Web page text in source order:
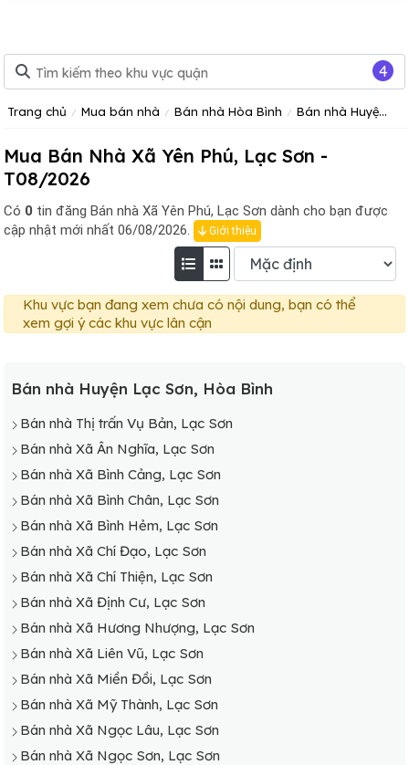
Trang chủ Mua bán nhà Bán nhà Hòa Bình Bán nhà Huyện Lạc Sơn, Hòa Bình
Mua Bán Nhà Xã Yên Phú, Lạc Sơn -
T08/2026
Có 0 tin đăng Bán nhà Xã Yên Phú, Lạc Sơn dành cho bạn được
cập nhật mới nhất 06/08/2026.
Giới thiệu
Khu vực bạn đang xem chưa có nội dung, bạn có thể
xem gợi ý các khu vực lân cận
Bán nhà Huyện Lạc Sơn, Hòa Bình
Bán nhà Thị trấn Vụ Bản, Lạc Sơn
Bán nhà Xã Ân Nghĩa, Lạc Sơn
Bán nhà Xã Bình Cảng, Lạc Sơn
Bán nhà Xã Bình Chân, Lạc Sơn
Bán nhà Xã Bình Hẻm, Lạc Sơn
Bán nhà Xã Chí Đạo, Lạc Sơn
Bán nhà Xã Chí Thiện, Lạc Sơn
Bán nhà Xã Định Cư, Lạc Sơn
Bán nhà Xã Hương Nhượng, Lạc Sơn
Bán nhà Xã Liên Vũ, Lạc Sơn
Bán nhà Xã Miền Đồi, Lạc Sơn
Bán nhà Xã Mỹ Thành, Lạc Sơn
Bán nhà Xã Ngọc Lâu, Lạc Sơn
Bán nhà Xã Ngọc Sơn, Lạc Sơn
4